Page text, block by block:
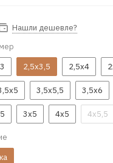
Нашли дешевле?
2,5x3,5 2,5x4
3,5x5,5 3,5x6
3x5 4x5 4x5,5